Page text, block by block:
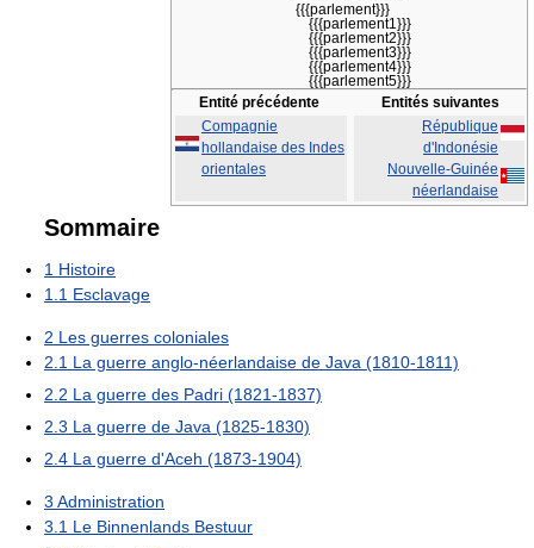
{{{parlement}}}
{{{parlement1}}}
{{{parlement2}}}
{{{parlement3}}}
{{{parlement4}}}
{{{parlement5}}}
Entité précédente
Entités suivantes
Compagnie
hollandaise des Indes
orientales
République
d'Indonésie
Nouvelle-Guinée
néerlandaise
Sommaire
1 Histoire
1.1 Esclavage
2 Les guerres coloniales
2.1 La guerre anglo-néerlandaise de Java (1810-1811)
2.2 La guerre des Padri (1821-1837)
2.3 La guerre de Java (1825-1830)
2.4 La guerre d'Aceh (1873-1904)
3 Administration
3.1 Le Binnenlands Bestuur